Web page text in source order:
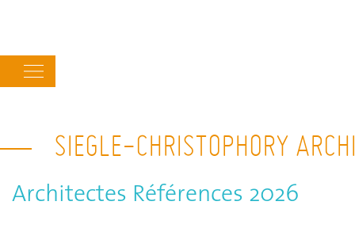
navigation
SIEGLE-CHRISTOPHORY
Architectes Références 2026